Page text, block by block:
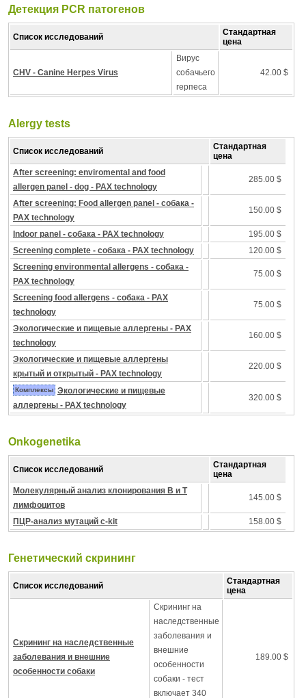
Детекция PCR патогенов
Список исследований
Стандартная
цена
CHV - Canine Herpes Virus
Вирус
собачьего
герпеса
42.00 $
Alergy tests
Список исследований
Стандартная
цена
After screening: enviromental and food
allergen panel - dog - PAX technology
285.00 $
After screening: Food allergen panel - собака -
PAX technology
150.00 $
Indoor panel - собака - PAX technology
195.00 $
Screening complete - собака - PAX technology
120.00 $
Screening environmental allergens - собака -
PAX technology
75.00 $
Screening food allergens - собака - PAX
technology
75.00 $
Экологические и пищевые аллергены - PAX
technology
160.00 $
Экологические и пищевые аллергены
крытый и открытый - PAX technology
220.00 $
Комплексы Экологические и пищевые
аллергены - PAX technology
320.00 $
Onkogenetika
Список исследований
Стандартная
цена
Молекулярный анализ клонирования B и T
лимфоцитов
145.00 $
ПЦР-анализ мутаций c-kit 158.00 $
Генетический скрининг
Список исследований
Стандартная
цена
Скрининг на наследственные
заболевания и внешние
особенности собаки
Скрининг на
наследственные
заболевания и
внешние
особенности
собаки - тест
включает 340
189.00 $